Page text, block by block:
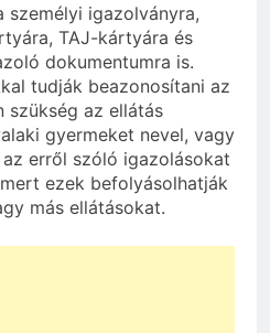
személyi igazolványra,
TAJ-kártyára és
dokumentumra is.
tudják beazonosítani az
szükség az ellátás
gyermeket nevel, vagy
erről szóló igazolásokat
ezek befolyásolhatják
más ellátásokat.